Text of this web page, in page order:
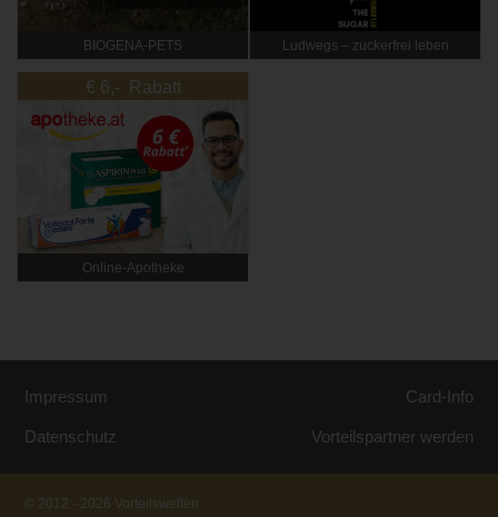
BIOGENA-PETS Ludwegs – zuckerfrei leben
€ 6,- Rabatt
Online‑Apotheke
Impressum
Datenschutz
Card-Info
Vorteilspartner werden
© 2012 - 2026 Vorteilswelten